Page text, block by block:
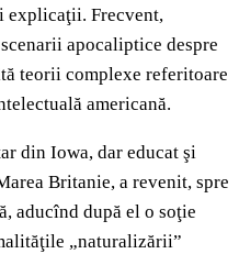
explicaţii. Frecvent,
apocaliptice despre
teorii complexe referitoare
americană.
din Iowa, dar educat şi
Britanie, a revenit, spre
aducînd după el o soţie
„naturalizării”